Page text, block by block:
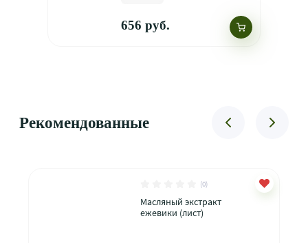
656 руб.
Рекомендованные
(0)
Масляный экстракт
ежевики (лист)